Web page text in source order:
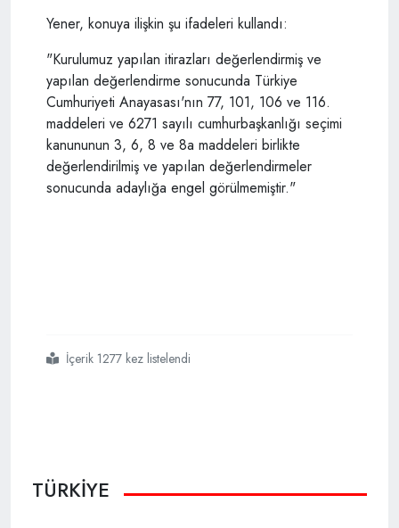
Yener, konuya ilişkin şu ifadeleri kullandı:
"Kurulumuz yapılan itirazları değerlendirmiş ve
yapılan değerlendirme sonucunda Türkiye
Cumhuriyeti Anayasası'nın 77, 101, 106 ve 116.
maddeleri ve 6271 sayılı cumhurbaşkanlığı seçimi
kanununun 3, 6, 8 ve 8a maddeleri birlikte
değerlendirilmiş ve yapılan değerlendirmeler
sonucunda adaylığa engel görülmemiştir."
#ysk
#erdoğanın
#adaylığına
#engel
#yokİçerik 1277 kez listelendi
TÜRKİYE